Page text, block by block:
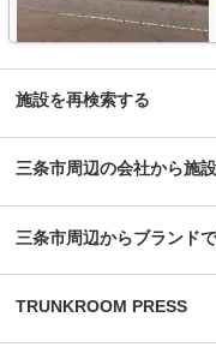
塚パート2」は施設見学が可
になる方は見学を申し込み
い。時期によっては月額使
施していますので、LIFULL
い。 編集後記 現在、都内を中心に約1,000台（2020年1月現在）のバイク専
大を予想していなかったとの
は、風雨による汚れや浸食
用できると思った。
運送するサービスも利用可
他、都心の店舗は一人暮ら
かった」という声も多く、
れに入れておく感覚で中長期的
リティや安全面について教えてください。 トランク
しているサーキュレーター
ウス24東中野店では、スマ
対応。警備会社と契約をし
ことはもちろん、小さなト
リを使って施設のエントラ
できるので、最短即日利用
施設を再検索する
三条市周辺の会社から施
三条市周辺からブランド
TRUNKROOM PRESS